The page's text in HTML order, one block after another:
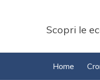
Scopri le
Home